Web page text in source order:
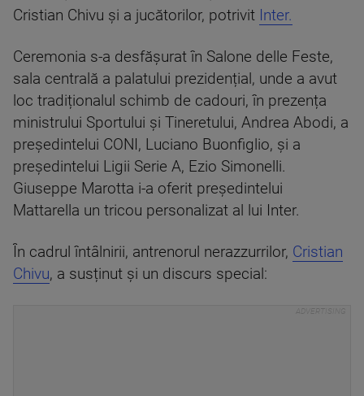
Cristian Chivu și a jucătorilor, potrivit Inter.
Ceremonia s-a desfășurat în Salone delle Feste,
sala centrală a palatului prezidențial, unde a avut
loc tradiționalul schimb de cadouri, în prezența
ministrului Sportului și Tineretului, Andrea Abodi, a
președintelui CONI, Luciano Buonfiglio, și a
președintelui Ligii Serie A, Ezio Simonelli.
Giuseppe Marotta i-a oferit președintelui
Mattarella un tricou personalizat al lui Inter.
În cadrul întâlnirii, antrenorul nerazzurrilor, Cristian
Chivu, a susținut și un discurs special: